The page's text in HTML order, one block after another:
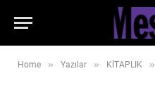
Home » Yazılar » KİTAPLIK »